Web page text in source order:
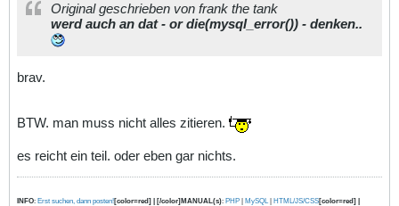
Original geschrieben von frank the tank
werd auch an dat - or die(mysql_error()) - denken..
brav.
BTW. man muss nicht alles zitieren.
es reicht ein teil. oder eben gar nichts.
INFO: Erst suchen, dann posten![color=red] | [/color]MANUAL(s): PHP MySQL| HTML/JS/CSS[color=red] |